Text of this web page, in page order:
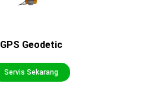
GPS Geodetic
Servis Sekarang